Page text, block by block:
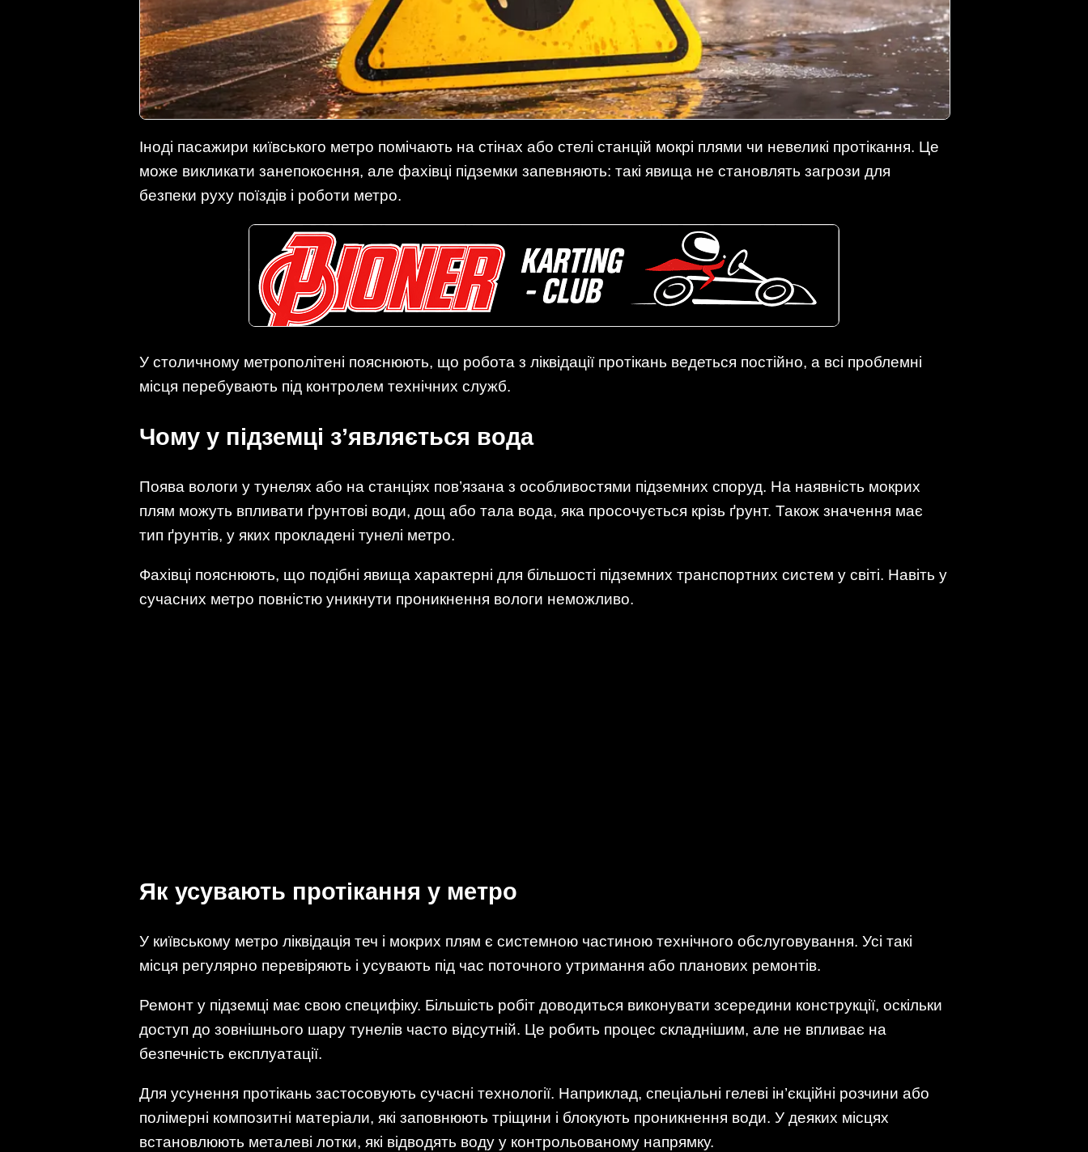
Іноді пасажири київського метро помічають на стінах або стелі станцій мокрі плями чи невеликі протікання. Це
може викликати занепокоєння, але фахівці підземки запевняють: такі явища не становлять загрози для
безпеки руху поїздів і роботи метро.
У столичному метрополітені пояснюють, що робота з ліквідації протікань ведеться постійно, а всі проблемні
місця перебувають під контролем технічних служб.
Чому у підземці з’являється вода
Поява вологи у тунелях або на станціях пов’язана з особливостями підземних споруд. На наявність мокрих
плям можуть впливати ґрунтові води, дощ або тала вода, яка просочується крізь ґрунт. Також значення має
тип ґрунтів, у яких прокладені тунелі метро.
Фахівці пояснюють, що подібні явища характерні для більшості підземних транспортних систем у світі. Навіть у
сучасних метро повністю уникнути проникнення вологи неможливо.
Як усувають протікання у метро
У київському метро ліквідація теч і мокрих плям є системною частиною технічного обслуговування. Усі такі
місця регулярно перевіряють і усувають під час поточного утримання або планових ремонтів.
Ремонт у підземці має свою специфіку. Більшість робіт доводиться виконувати зсередини конструкції, оскільки
доступ до зовнішнього шару тунелів часто відсутній. Це робить процес складнішим, але не впливає на
безпечність експлуатації.
Для усунення протікань застосовують сучасні технології. Наприклад, спеціальні гелеві ін’єкційні розчини або
полімерні композитні матеріали, які заповнюють тріщини і блокують проникнення води. У деяких місцях
встановлюють металеві лотки, які відводять воду у контрольованому напрямку.